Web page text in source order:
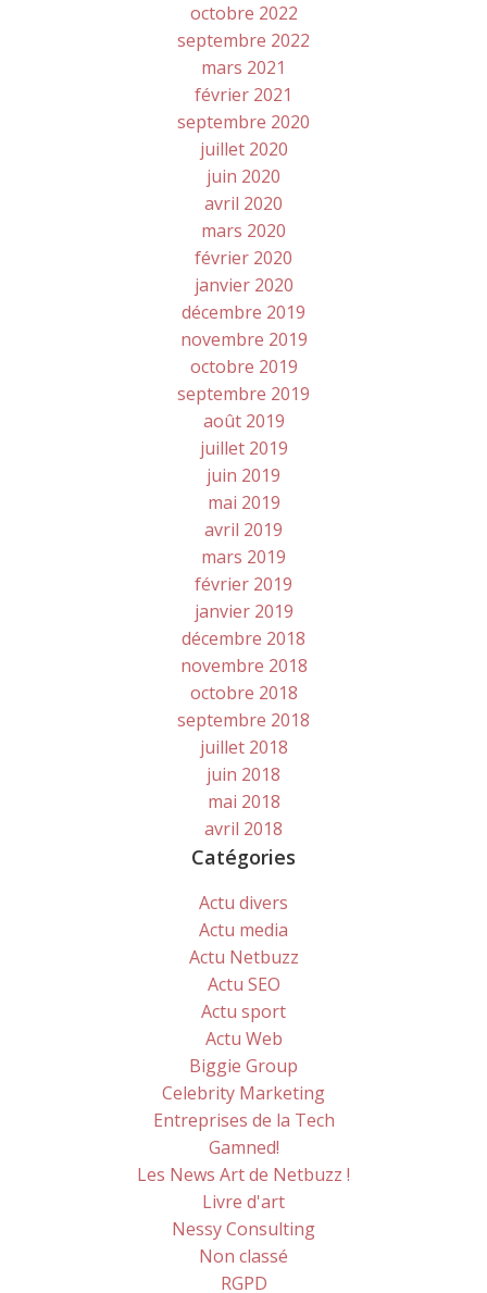
octobre 2022
septembre 2022
mars 2021
février 2021
septembre 2020
juillet 2020
juin 2020
avril 2020
mars 2020
février 2020
janvier 2020
décembre 2019
novembre 2019
octobre 2019
septembre 2019
août 2019
juillet 2019
juin 2019
mai 2019
avril 2019
mars 2019
février 2019
janvier 2019
décembre 2018
novembre 2018
octobre 2018
septembre 2018
juillet 2018
juin 2018
mai 2018
avril 2018
Catégories
Actu divers
Actu media
Actu Netbuzz
Actu SEO
Actu sport
Actu Web
Biggie Group
Celebrity Marketing
Entreprises de la Tech
Gamned!
Les News Art de Netbuzz !
Livre d'art
Nessy Consulting
Non classé
RGPD